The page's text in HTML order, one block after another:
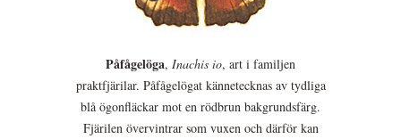
Påfågelöga, Inachis io, art i familjen
praktfjärilar. Påfågelögat kännetecknas av tydliga
blå ögonfläckar mot en rödbrun bakgrundsfärg.
Fjärilen övervintrar som vuxen och därför kan